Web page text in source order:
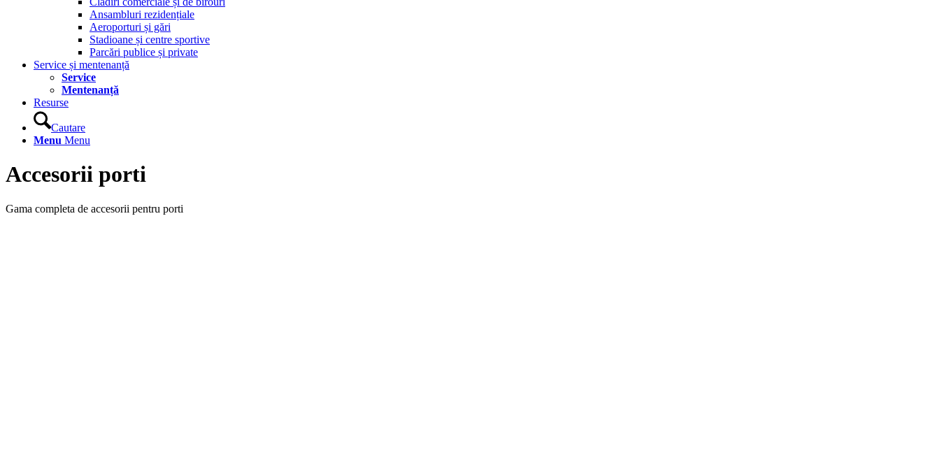
Ansambluri rezidențiale
Aeroporturi și gări
Stadioane și centre sportive
Parcări publice și private
Service și mentenanță
Service
Mentenanță
Resurse
Cautare
Menu Menu
Accesorii porti
Gama completa de accesorii pentru porti